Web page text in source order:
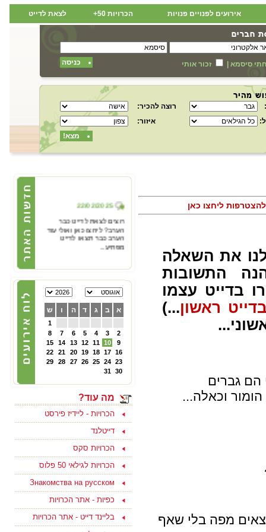
אירועים לפנויים פנויות הכרויות 50+ לצאת לדייט
סיסמא זכור אותי כניסה
רוצה להכיר:
איזור:
מצא!
ליחצו כאן
את השאלה
התשובות
בדייט עצמו
ראשון...)
הם גברים
וכאלה...
מפה בלי שאף
22/02/2025
רוצים לצאת לדייט כבר
הערב? ליחצו כאן ואולי עוד
הערב כבר תצאו לדייט
מפתיע...
הכרויות לפרק ב' - קבוצת
פייסבוק תוססת ופעילה
לגרושים וגרושות שמחפשים
הכרות לפרק ב - להצטרפות
05/10/2024
צוות האתר מאחל לכם
ולמשפחתכם, שתהיה שנה
ושכל החטופים יחזרו
במהרה לביתם
15/09/2023
בואו למצוא אהבה ולהנות
בסוף שבוע בים המלח
לפנויים ופנויות - לפרטים
נוספים ליחצו כאן
א ב ג ד ה ו ש
1
2
3
4
5
6
7
8
9
10
11
12
13
14
15
16
17
18
19
20
21
22
23
24
25
26
27
28
29
30
31
מה עוד?
הכרויות - ליידיז פירסט
דייטלנד
הכרויות סקס
הכרויות לגילאי 50 פלוס
Знакомства на русском
כפיות - אתר הכרויות
בליינד דייט - אתר הכרויות